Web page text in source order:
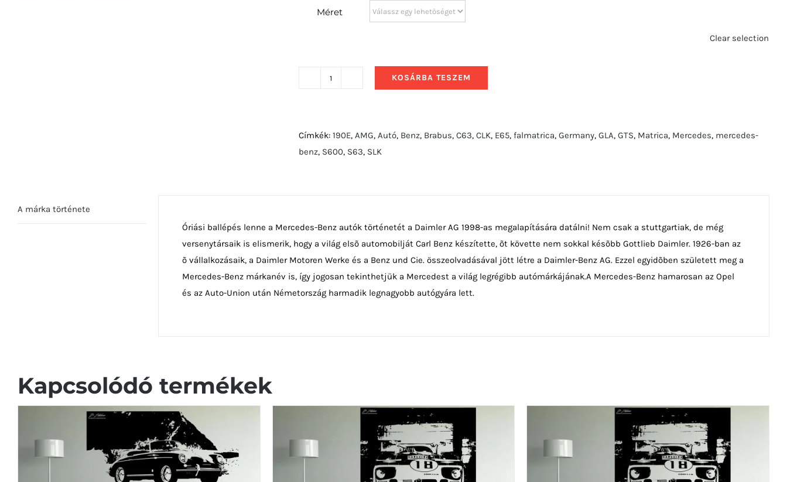
Méret
Clear selection
GT
R
KOSÁRBA TESZEM
Címkék: 190E, AMG, Autó, Benz, Brabus, C63, CLK, E65, falmatrica, Germany, GLA, GTS, Matrica, Mercedes, mercedes-
benz, S600, S63, SLK
A márka története
Óriási ballépés lenne a Mercedes-Benz autók történetét a Daimler AG 1998-as megalapítására datálni! Nem csak a stuttgartiak, de még
versenytársaik is elismerik, hogy a világ elsõ automobilját Carl Benz készítette, õt követte nem sokkal késõbb Gottlieb Daimler. 1926-ban az
õ vállalkozásaik, a Daimler Motoren Werke és a Benz und Cie. összeolvadásával jött létre a Daimler-Benz AG. Ezzel egyidõben született meg a
Mercedes-Benz márkanév is, így jogosan tekinthetjük a Mercedest a világ legrégibb autómárkájának.A Mercedes-Benz hamarosan az Opel
és az Auto-Union után Németország harmadik legnagyobb autógyára lett.
Kapcsolódó termékek